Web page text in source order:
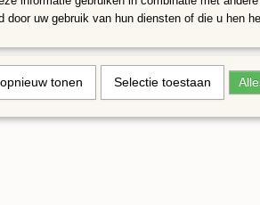
door uw gebruik van hun diensten of die u hen
tonen Selectie toestaan